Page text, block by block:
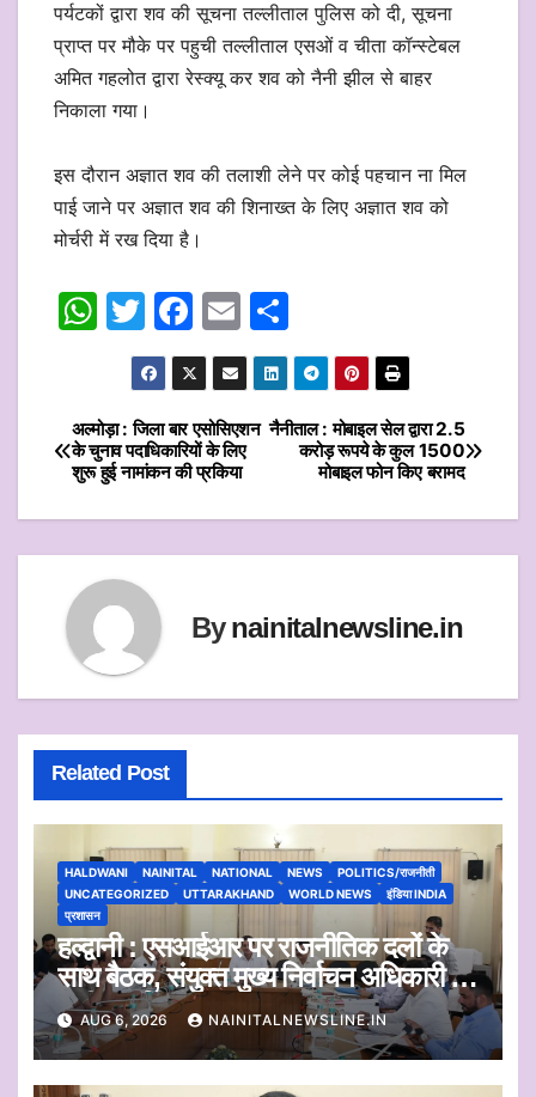
पर्यटकों द्वारा शव की सूचना तल्लीताल पुलिस को दी, सूचना
प्राप्त पर मौके पर पहुची तल्लीताल एसओं व चीता कॉन्स्टेबल
अमित गहलोत द्वारा रेस्क्यू कर शव को नैनी झील से बाहर
निकाला गया।
इस दौरान अज्ञात शव की तलाशी लेने पर कोई पहचान ना मिल
पाई जाने पर अज्ञात शव की शिनाख्त के लिए अज्ञात शव को
मोर्चरी में रख दिया है।
W
at
s
A
T
w
itt
er
F
a
c
e
b
E
m
ai
l
h
ar
e
Post
navigation
नैनीताल : मोबाइल सेल द्वारा 2.5
करोड़ रूपये के कुल 1500
मोबाइल फोन किए बरामद
अल्मोड़ा : जिला बार एसोसिएशन
के चुनाव पदाधिकारियों के लिए
शुरू हुई नामांकन की प्रकिया
Bynainitalnewsline.in
Related Post
HALDWANI NAINITAL NATIONAL NEWS
POLITICS/राजनीती
UNCATEGORIZED
UTTARAKHAND WORLD NEWS
इंडिया INDIA
प्रशासन
हल्द्वानी : एसआईआर पर राजनीतिक दलों के
साथ बैठक, संयुक्त मुख्य निर्वाचन अधिकारी ने
सुनी आपत्तियां
AUG 6, 2026 NAINITALNEWSLINE.IN